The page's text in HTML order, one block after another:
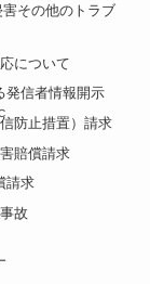
その他のトラブ
について
発信者情報開示
防止措置）請求
賠償請求
請求
故